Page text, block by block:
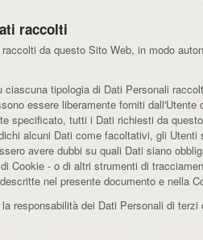
raccolti
da questo Sito Web, in modo
ciascuna tipologia di Dati Personali
essere liberamente forniti
specificato, tutti i Dati richiesti da
alcuni Dati come facoltativi, gli
avere dubbi su quali Dati siano
di Cookie - o di altri strumenti di
nel presente documento e nella
responsabilità dei Dati Personali di